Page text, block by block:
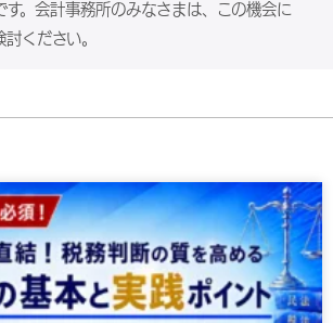
す。会計事務所のみなさまは、この機会に
ください。